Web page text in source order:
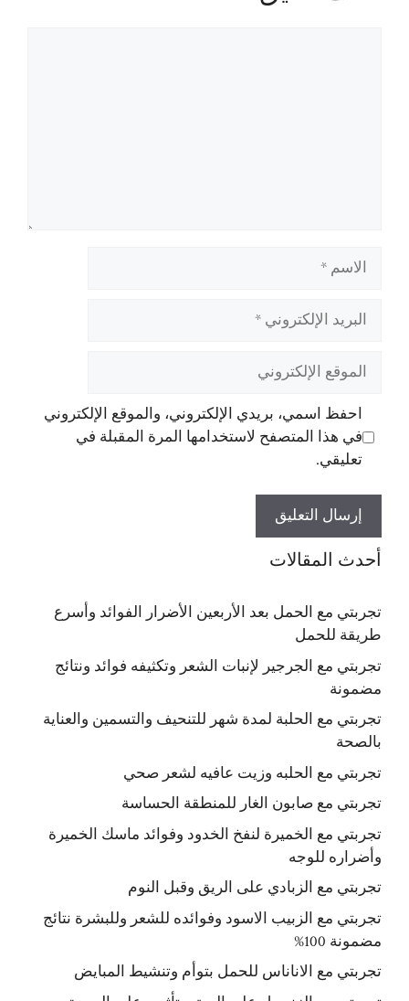
الاسم
البريد
الإلكتروني
الموقع
الإلكتروني
احفظ اسمي، بريدي الإلكتروني، والموقع الإلكتروني
في هذا المتصفح لاستخدامها المرة المقبلة في
تعليقي.
أحدث المقالات
تجربتي مع الحمل بعد الأربعين الأضرار الفوائد وأسرع
طريقة للحمل
تجربتي مع الجرجير لإنبات الشعر وتكثيفه فوائد ونتائج
مضمونة
تجربتي مع الحلبة لمدة شهر للتنحيف والتسمين والعناية
بالصحة
تجربتي مع الحلبه وزيت عافيه لشعر صحي
تجربتي مع صابون الغار للمنطقة الحساسة
تجربتي مع الخميرة لنفخ الخدود وفوائد ماسك الخميرة
وأضراره للوجه
تجربتي مع الزبادي على الريق وقبل النوم
تجربتي مع الزبيب الاسود وفوائده للشعر وللبشرة نتائج
مضمونة 100%
تجربتي مع الاناناس للحمل بتوأم وتنشيط المبايض